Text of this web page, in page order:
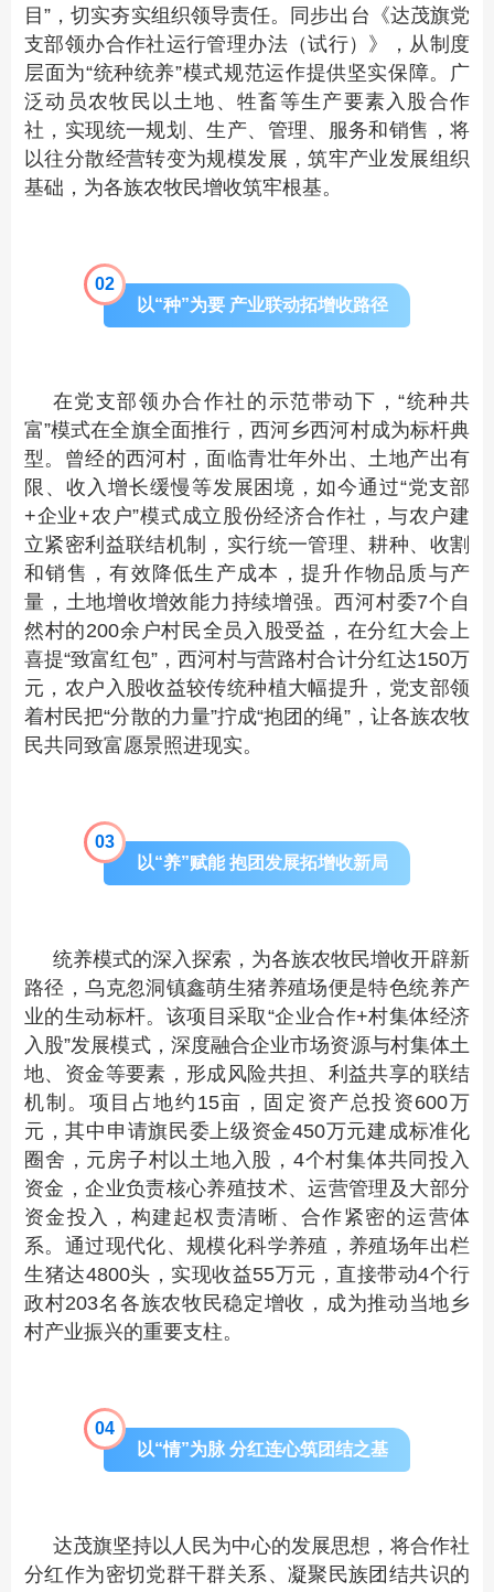
目”，切实夯实组织领导责任。同步出台《达茂旗党
支部领办合作社运行管理办法（试行）》，从制度
层面为“统种统养”模式规范运作提供坚实保障。广
泛动员农牧民以土地、牲畜等生产要素入股合作
社，实现统一规划、生产、管理、服务和销售，将
以往分散经营转变为规模发展，筑牢产业发展组织
基础，为各族农牧民增收筑牢根基。
02
以“种”为要 产业联动拓增收路径
在党支部领办合作社的示范带动下，“统种共
富”模式在全旗全面推行，西河乡西河村成为标杆典
型。曾经的西河村，面临青壮年外出、土地产出有
限、收入增长缓慢等发展困境，如今通过“党支部
+企业+农户”模式成立股份经济合作社，与农户建
立紧密利益联结机制，实行统一管理、耕种、收割
和销售，有效降低生产成本，提升作物品质与产
量，土地增收增效能力持续增强。西河村委7个自
然村的200余户村民全员入股受益，在分红大会上
喜提“致富红包”，西河村与营路村合计分红达150万
元，农户入股收益较传统种植大幅提升，党支部领
着村民把“分散的力量”拧成“抱团的绳”，让各族农牧
民共同致富愿景照进现实。
03
以“养”赋能 抱团发展拓增收新局
统养模式的深入探索，为各族农牧民增收开辟新
路径，乌克忽洞镇鑫萌生猪养殖场便是特色统养产
业的生动标杆。该项目采取“企业合作+村集体经济
入股”发展模式，深度融合企业市场资源与村集体土
地、资金等要素，形成风险共担、利益共享的联结
机制。项目占地约15亩，固定资产总投资600万
元，其中申请旗民委上级资金450万元建成标准化
圈舍，元房子村以土地入股，4个村集体共同投入
资金，企业负责核心养殖技术、运营管理及大部分
资金投入，构建起权责清晰、合作紧密的运营体
系。通过现代化、规模化科学养殖，养殖场年出栏
生猪达4800头，实现收益55万元，直接带动4个行
政村203名各族农牧民稳定增收，成为推动当地乡
村产业振兴的重要支柱。
04
以“情”为脉 分红连心筑团结之基
达茂旗坚持以人民为中心的发展思想，将合作社
分红作为密切党群干群关系、凝聚民族团结共识的